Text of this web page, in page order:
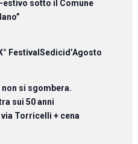
estivo sotto il Comune
FestivalSedicid’Agosto
non si sgombera.
sui 50 anni
Torricelli + cena